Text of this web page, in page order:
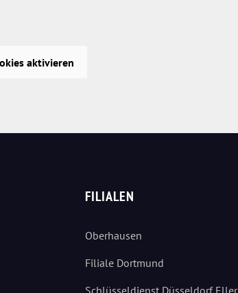
aktivieren
FILIALEN
Oberhausen
Filiale Dortmund